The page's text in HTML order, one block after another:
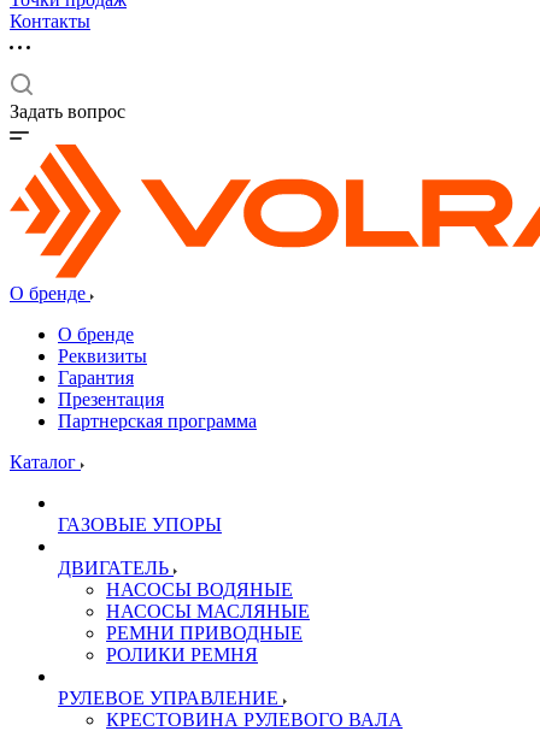
Контакты
Задать вопрос
О бренде
О бренде
Реквизиты
Гарантия
Презентация
Партнерская программа
Каталог
ГАЗОВЫЕ УПОРЫ
ДВИГАТЕЛЬ
НАСОСЫ ВОДЯНЫЕ
НАСОСЫ МАСЛЯНЫЕ
РЕМНИ ПРИВОДНЫЕ
РОЛИКИ РЕМНЯ
РУЛЕВОЕ УПРАВЛЕНИЕ
КРЕСТОВИНА РУЛЕВОГО ВАЛА